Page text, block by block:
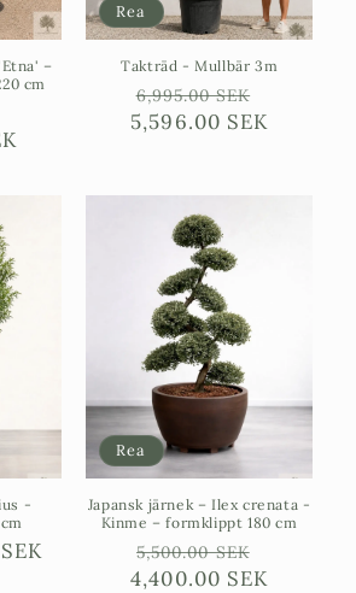
–
cm
Försäljningspris
Rea
Takträd - Mullbär 3m
Ordinarie
pris
6,995.00 SEK
5,596.00 SEK
-
Rea
Japansk järnek – Ilex crenata -
Kinme – formklippt 180 cm
Ordinarie
pris
5,500.00 SEK
4,400.00 SEK